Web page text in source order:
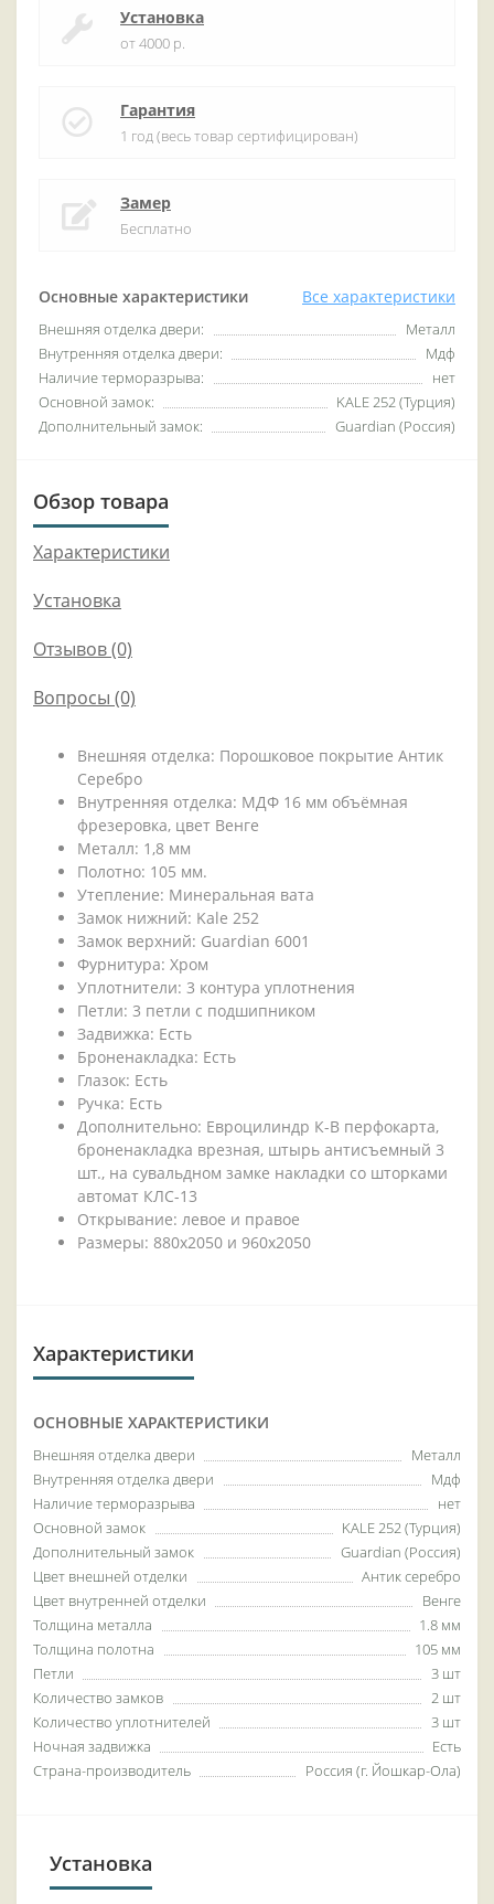
Основные характеристики Все характеристики
Внешняя отделка двери:
Металл
Внутренняя отделка двери:
Мдф
Наличие терморазрыва:
нет
Основной замок:
KALE 252 (Турция)
Дополнительный замок:
Guardian (Россия)
Установка
от 4000 р.
Гарантия
1 год (весь товар сертифицирован)
Замер
Бесплатно
Обзор товара
Характеристики
Установка
Отзывов (0)
Вопросы (0)
Внешняя отделка: Порошковое покрытие Антик
Серебро
Внутренняя отделка: МДФ 16 мм объёмная
фрезеровка, цвет Венге
Металл: 1,8 мм
Полотно: 105 мм.
Утепление: Минеральная вата
Замок нижний: Kale 252
Замок верхний: Guardian 6001
Фурнитура: Хром
Уплотнители: 3 контура уплотнения
Петли: 3 петли с подшипником
Задвижка: Есть
Броненакладка: Есть
Глазок: Есть
Ручка: Есть
Дополнительно: Евроцилиндр К-В перфокарта,
броненакладка врезная, штырь антисъемный 3
шт., на сувальдном замке накладки со шторками
автомат КЛС-13
Открывание: левое и правое
Размеры: 880х2050 и 960х2050
Характеристики
ОСНОВНЫЕ ХАРАКТЕРИСТИКИ
Внешняя отделка двери
Металл
Внутренняя отделка двери
Мдф
Наличие терморазрыва
нет
Основной замок
KALE 252 (Турция)
Дополнительный замок
Guardian (Россия)
Цвет внешней отделки
Антик серебро
Цвет внутренней отделки
Венге
Толщина металла
1.8 мм
Толщина полотна
105 мм
Петли
3 шт
Количество замков
2 шт
Количество уплотнителей
3 шт
Ночная задвижка
Есть
Страна-производитель
Россия (г. Йошкар-Ола)
Установка